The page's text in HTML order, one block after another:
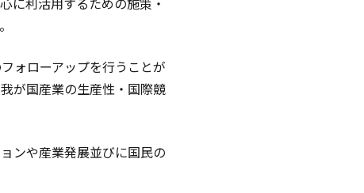
ォローアップを行うことが
が国産業の生産性・国際競
ンや産業発展並びに国民の